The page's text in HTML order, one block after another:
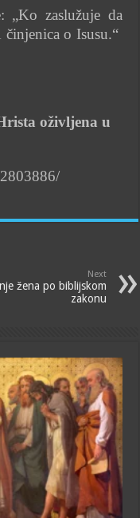
zaslužuje da
činjenica o Isusu.“
oživljena u
Next
žena po biblijskom
zakonu